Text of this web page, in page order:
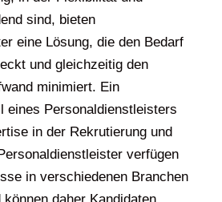
Arbeitskräften, sei
oder
der sich ständig
in der
entscheidend sind, bieten
eine Lösung, die den Bedarf
und gleichzeitig den
minimiert. Ein
eines Personaldienstleisters